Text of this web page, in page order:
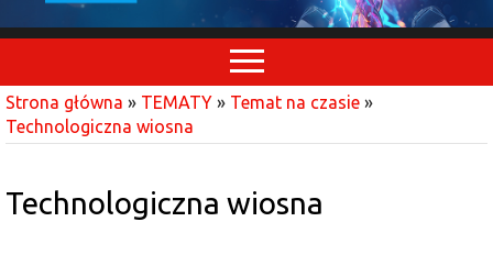
Strona główna » TEMATY » Temat na czasie »
Technologiczna wiosna
Technologiczna wiosna